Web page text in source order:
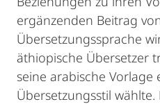
ergänzenden Beitrag
Übersetzungssprache
äthiopische Übersetzer
seine arabische Vorlage
Übersetzungsstil